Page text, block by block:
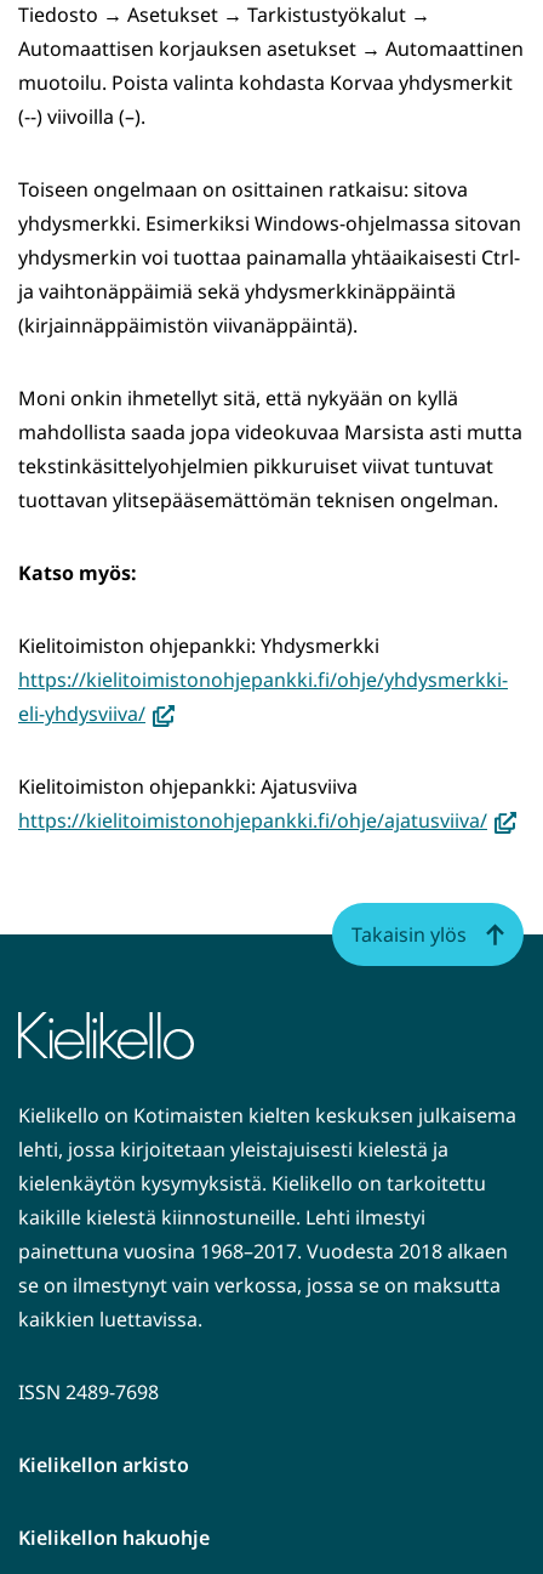
Tiedosto → Asetukset → Tarkistustyökalut →
Automaattisen korjauksen asetukset → Automaattinen
muotoilu. Poista valinta kohdasta Korvaa yhdysmerkit
(--) viivoilla (–).
Toiseen ongelmaan on osittainen ratkaisu: sitova
yhdysmerkki. Esimerkiksi Windows-ohjelmassa sitovan
yhdysmerkin voi tuottaa painamalla yhtäaikaisesti Ctrl-
ja vaihtonäppäimiä sekä yhdysmerkkinäppäintä
(kirjainnäppäimistön viivanäppäintä).
Moni onkin ihmetellyt sitä, että nykyään on kyllä
mahdollista saada jopa videokuvaa Marsista asti mutta
tekstinkäsittelyohjelmien pikkuruiset viivat tuntuvat
tuottavan ylitsepääsemättömän teknisen ongelman.
Katso myös:
Kielitoimiston ohjepankki: Yhdysmerkki
https://kielitoimistonohjepankki.fi/ohje/yhdysmerkki-
eli-yhdysviiva/(avautuu
ikkunaan,
siirryt
Kielitoimiston ohjepankki: Ajatusviiva
https://kielitoimistonohjepankki.fi/ohje/ajatusviiva/
siirryt
Kielikello on Kotimaisten kielten keskuksen julkaisema
lehti, jossa kirjoitetaan yleistajuisesti kielestä ja
kielenkäytön kysymyksistä. Kielikello on tarkoitettu
kaikille kielestä kiinnostuneille. Lehti ilmestyi
painettuna vuosina 1968–2017. Vuodesta 2018 alkaen
se on ilmestynyt vain verkossa, jossa se on maksutta
kaikkien luettavissa.
ISSN 2489-7698
Kielikellon arkisto
Kielikellon hakuohje
Takaisin ylös